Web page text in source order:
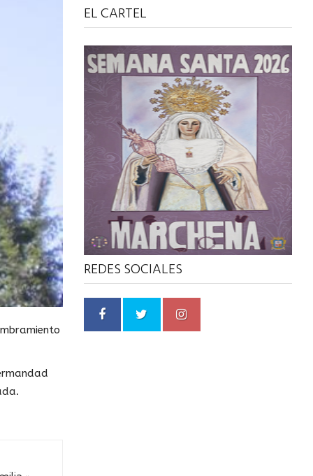
EL CARTEL
REDES SOCIALES